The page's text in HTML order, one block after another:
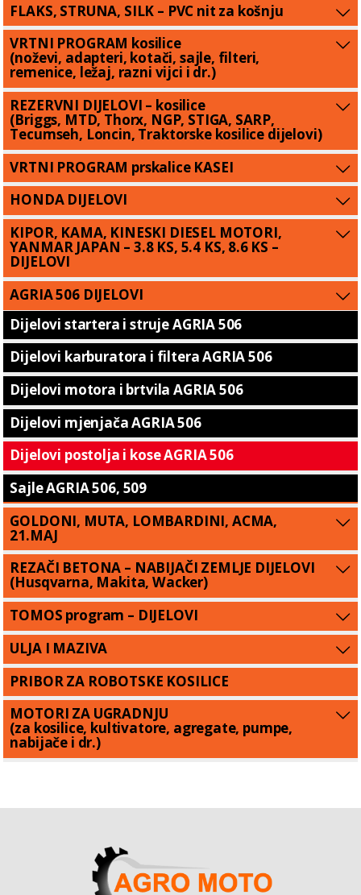
FLAKS, STRUNA, SILK – PVC nit za košnju
VRTNI PROGRAM kosilice
(noževi, adapteri, kotači, sajle, filteri,
remenice, ležaj, razni vijci i dr.)
REZERVNI DIJELOVI – kosilice
(Briggs, MTD, Thorx, NGP, STIGA, SARP,
Tecumseh, Loncin, Traktorske kosilice dijelovi)
VRTNI PROGRAM prskalice KASEI
HONDA DIJELOVI
KIPOR, KAMA, KINESKI DIESEL MOTORI,
YANMAR JAPAN – 3.8 KS, 5.4 KS, 8.6 KS –
DIJELOVI
AGRIA 506 DIJELOVI
Dijelovi startera i struje AGRIA 506
Dijelovi karburatora i filtera AGRIA 506
Dijelovi motora i brtvila AGRIA 506
Dijelovi mjenjača AGRIA 506
Dijelovi postolja i kose AGRIA 506
Sajle AGRIA 506, 509
GOLDONI, MUTA, LOMBARDINI, ACMA,
21.MAJ
REZAČI BETONA – NABIJAČI ZEMLJE DIJELOVI
(Husqvarna, Makita, Wacker)
TOMOS program – DIJELOVI
ULJA I MAZIVA
PRIBOR ZA ROBOTSKE KOSILICE
MOTORI ZA UGRADNJU
(za kosilice, kultivatore, agregate, pumpe,
nabijače i dr.)